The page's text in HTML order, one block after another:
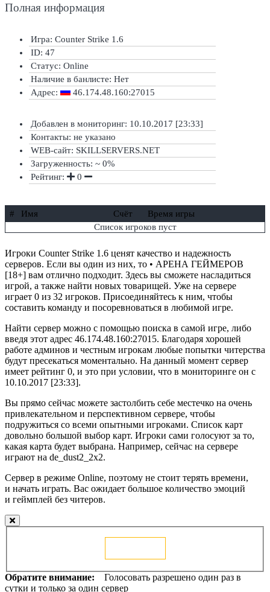
Полная информация
Игра: Counter Strike 1.6
ID: 47
Статус: Online
Наличие в банлисте: Нет
Адрес:
46.174.48.160:27015
Добавлен в мониторинг: 10.10.2017 [23:33]
Контакты: не указано
WEB-сайт: SKILLSERVERS.NET
Загруженность: ~ 0%
Рейтинг:
0
# Имя Счёт
Время игры
Список игроков пуст
Игроки Counter Strike 1.6 ценят качество и надежность
серверов. Если вы один из них, то • АРЕНА ГЕЙМЕРОВ
[18+] вам отлично подходит. Здесь вы сможете насладиться
игрой, а также найти новых товарищей. Уже на сервере
играет 0 из 32 игроков. Присоединяйтесь к ним, чтобы
составить команду и посоревноваться в любимой игре.
Найти сервер можно с помощью поиска в самой игре, либо
введя этот адрес 46.174.48.160:27015. Благодаря хорошей
работе админов и честным игрокам любые попытки читерства
будут пресекаться моментально. На данный момент сервер
имеет рейтинг 0, и это при условии, что в мониторинге он с
10.10.2017 [23:33].
Вы прямо сейчас можете застолбить себе местечко на очень
привлекательном и перспективном сервере, чтобы
подружиться со всеми опытными игроками. Список карт
довольно большой выбор карт. Игроки сами голосуют за то,
какая карта будет выбрана. Например, сейчас на сервере
играют на de_dust2_2x2.
Сервер в режиме Online, поэтому не стоит терять времени,
и начать играть. Вас ожидает большое количество эмоций
и геймплей без читеров.
Обратите внимание: Голосовать разрешено один раз в
сутки и только за один сервер